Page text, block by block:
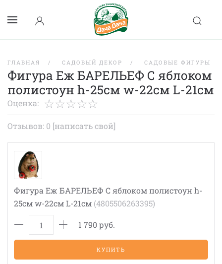
ГЛАВНАЯ САДОВЫЙ ДЕКОР САДОВЫЕ ФИГУРЫ
Фигура Еж БАРЕЛЬЕФ С яблоком
полистоун h-25см w-22см L-21см
Оценка:
Отзывов: 0 [написать свой]
Фигура Еж БАРЕЛЬЕФ С яблоком полистоун h-
25см w-22см L-21см (4805506263395)
1 790 руб.
КУПИТЬ